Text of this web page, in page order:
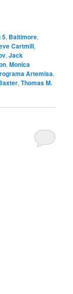
5, Baltimore,
Cartmill,
,Jack
,Monica
Artemisa,
,Thomas M.